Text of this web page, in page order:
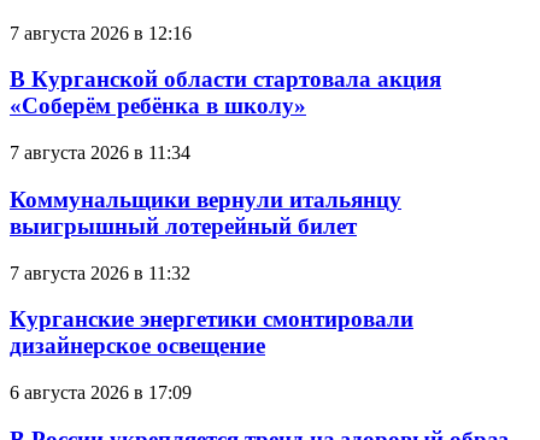
7 августа 2026 в 12:16
В Курганской области стартовала акция
«Соберём ребёнка в школу»
7 августа 2026 в 11:34
Коммунальщики вернули итальянцу
выигрышный лотерейный билет
7 августа 2026 в 11:32
Курганские энергетики смонтировали
дизайнерское освещение
6 августа 2026 в 17:09